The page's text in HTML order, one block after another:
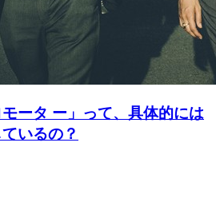
ータ ー」って、具体的には
いるの？